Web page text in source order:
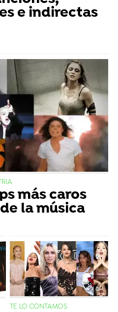
e indirectas
más caros
la música
TE LO CONTAMOS